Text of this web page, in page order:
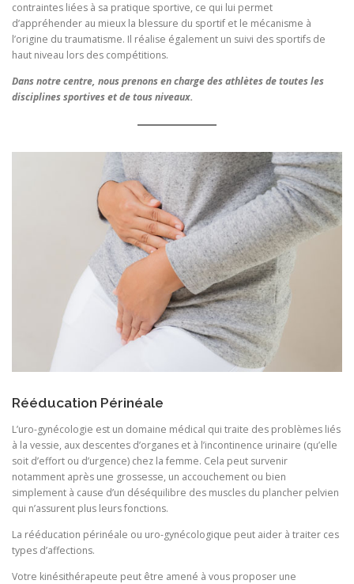
contraintes liées à sa pratique sportive, ce qui lui permet
d’appréhender au mieux la blessure du sportif et le mécanisme à
l’origine du traumatisme. Il réalise également un suivi des sportifs de
haut niveau lors des compétitions.
Dans notre centre, nous prenons en charge des athlètes de toutes les
disciplines sportives et de tous niveaux.
Rééducation Périnéale
L’uro-gynécologie est un domaine médical qui traite des problèmes liés
à la vessie, aux descentes d’organes et à l’incontinence urinaire (qu’elle
soit d’effort ou d’urgence) chez la femme. Cela peut survenir
notamment après une grossesse, un accouchement ou bien
simplement à cause d’un déséquilibre des muscles du plancher pelvien
qui n’assurent plus leurs fonctions.
La rééducation périnéale ou uro-gynécologique peut aider à traiter ces
types d’affections.
Votre kinésithérapeute peut être amené à vous proposer une